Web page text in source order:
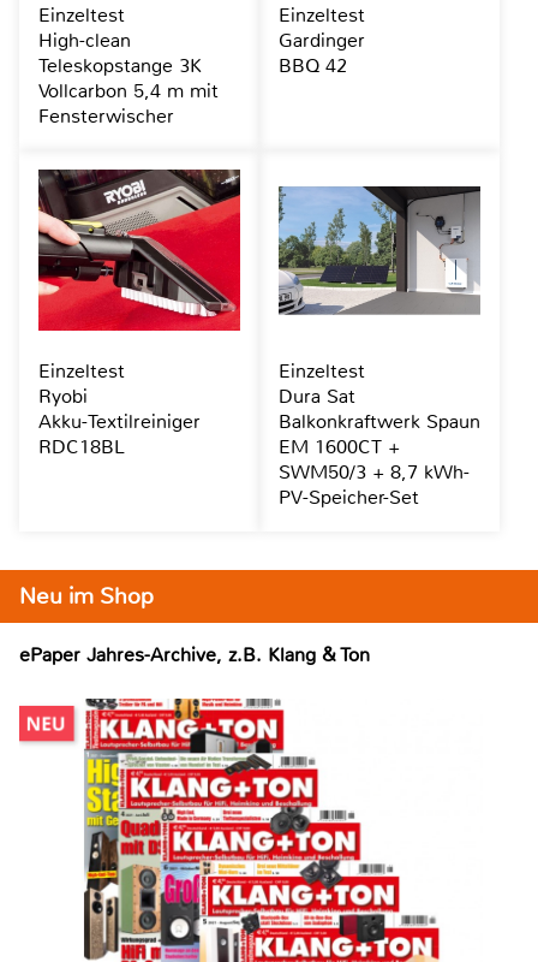
Neu im Shop
ePaper Jahres-Archive, z.B. Klang & Ton
Einzeltest
High-clean
Teleskopstange 3K
Vollcarbon 5,4 m mit
Fensterwischer
Einzeltest
Gardinger
BBQ 42
Einzeltest
Ryobi
Akku-Textilreiniger
RDC18BL
Einzeltest
Dura Sat
Balkonkraftwerk Spaun
EM 1600CT +
SWM50/3 + 8,7 kWh-
PV-Speicher-Set